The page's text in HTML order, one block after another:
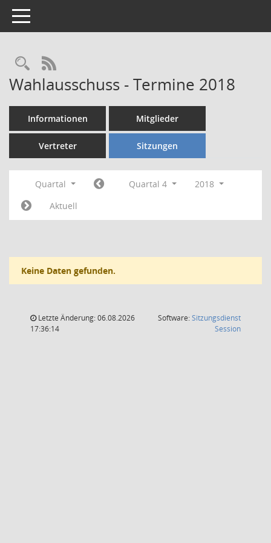
Toggle navigation
Rechercheauswahl
RSS-Feed
Wahlausschuss - Termine 2018
Informationen Mitglieder
Vertreter Sitzungen
Quartal Quartal 4
2018
Aktuell
Keine Daten gefunden.
Letzte Änderung: 06.08.2026
17:36:14
Software:Sitzungsdienst
Session(Wird in